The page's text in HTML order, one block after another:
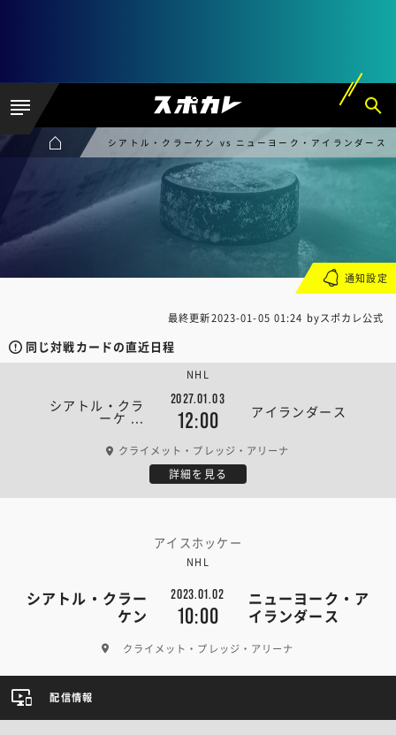
シアトル・クラーケン vs ニューヨーク・アイランダース
最終更新2023-01-05 01:24 byスポカレ公式
同じ対戦カードの直近日程
シアトル・クラ
ーケ ...
2027.01.03
12:00 アイランダース
NHL
クライメット・プレッジ・アリーナ
詳細を見る
アイスホッケー
NHL
シアトル・クラー
ケン
2023.01.02
10:00
ニューヨーク・ア
イランダース
クライメット・プレッジ・アリーナ
通知設定
配信情報